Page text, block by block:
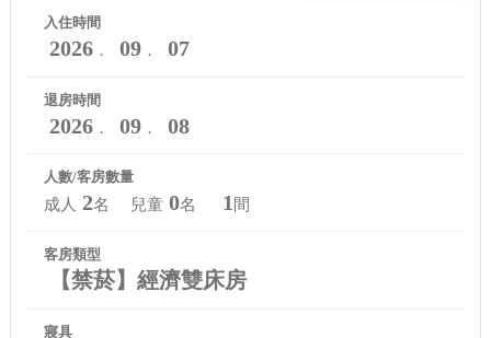
入住時間
2026． 09． 07
退房時間
2026． 09． 08
人數/客房數量
成人 2名 兒童 0名 1 間
客房類型
【禁菸】經濟雙床房
寢具